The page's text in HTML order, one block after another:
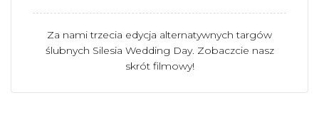
Za nami trzecia edycja alternatywnych targów
ślubnych Silesia Wedding Day. Zobaczcie nasz
skrót filmowy!